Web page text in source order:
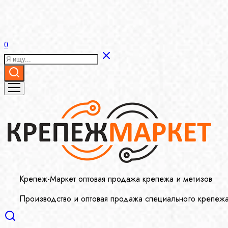
0
Крепеж-Маркет оптовая продажа крепежа и метизов
Производство и оптовая продажа специального